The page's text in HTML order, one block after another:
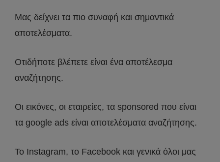
Μας δείχνει τα πιο συναφή και σημαντικά
αποτελέσματα.
Οτιδήποτε βλέπετε είναι ένα αποτέλεσμα
αναζήτησης.
Οι εικόνες, οι εταιρείες, τα sponsored που είναι
τα google ads είναι αποτελέσματα αναζήτησης.
Το Instagram, το Facebook και γενικά όλοι μας